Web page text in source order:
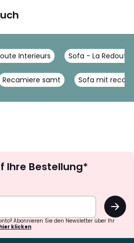
Interieurs Sofa - La Redoute
Recamiere samt Sofa mit
abonnieren
Ihre Bestellung*
OK
Abonnieren Sie den Newsletter über Ihr
hier klicken